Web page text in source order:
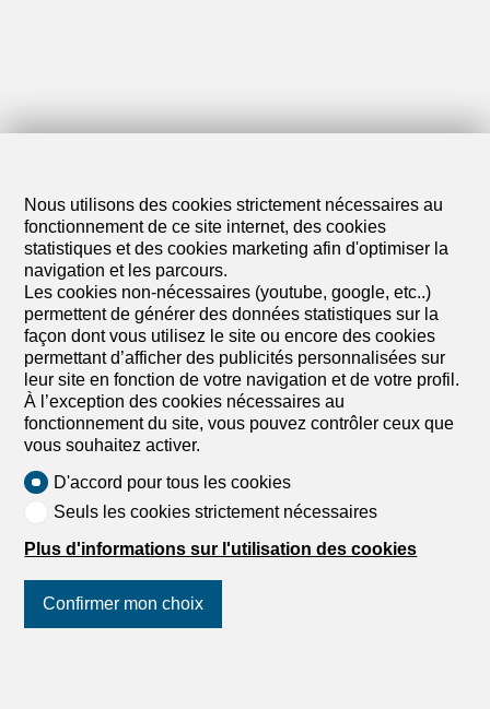
Nous utilisons des cookies strictement nécessaires au
fonctionnement de ce site internet, des cookies
statistiques et des cookies marketing afin d'optimiser la
navigation et les parcours.
Les cookies non-nécessaires (youtube, google, etc..)
permettent de générer des données statistiques sur la
façon dont vous utilisez le site ou encore des cookies
permettant d’afficher des publicités personnalisées sur
leur site en fonction de votre navigation et de votre profil.
À l’exception des cookies nécessaires au
fonctionnement du site, vous pouvez contrôler ceux que
vous souhaitez activer.
D'accord pour tous les cookies
Seuls les cookies strictement nécessaires
Plus d'informations sur l'utilisation des cookies
Confirmer mon choix